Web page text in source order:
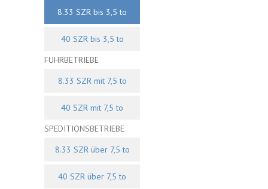
8.33 SZR bis 3,5 to
40 SZR bis 3,5 to
FUHRBETRIEBE
8.33 SZR mit 7,5 to
40 SZR mit 7,5 to
SPEDITIONSBETRIEBE
8.33 SZR über 7,5 to
40 SZR über 7,5 to